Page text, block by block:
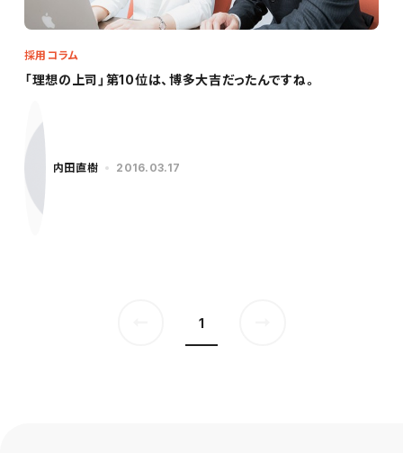
「理想の上司」第10位は、博多大吉だったんですね。
採用コラム
内田直樹 2016.03.17
1